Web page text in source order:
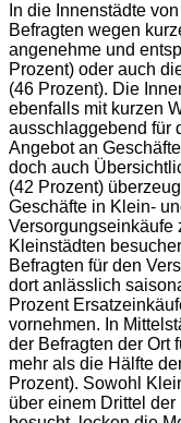
In die Innenstädte
Befragten wegen
angenehme und
Prozent) oder auch
(46 Prozent). Die
ebenfalls mit kurzen
ausschlaggebend für
Angebot an
doch auch
(42 Prozent)
Geschäfte in Klein-
Versorgungseinkäufe
Kleinstädten
Befragten für den
dort anlässlich
Prozent
vornehmen. In
der Befragten der Ort
mehr als die Hälfte
Prozent). Sowohl
über einem Drittel